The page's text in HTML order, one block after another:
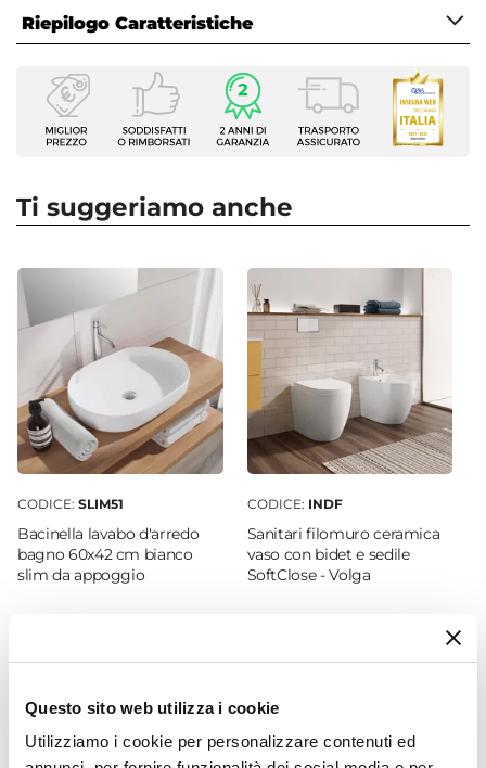
Questo sito web utilizza i cookie
Utilizziamo i cookie per personalizzare contenuti ed
Riepilogo Caratteristiche
Caratteristiche
Tipologia
Specchio LED filolucido
Forma
Larghezza Specchio
90 cm
Altezza Specchio
70 cm
Spessore
0,5 cm
Orientamento
Si
Luminosità
Fredda
Volt
Ti suggeriamo anche
CODICE: SLIM51
Bacinella lavabo d'arredo
bagno 60x42 cm bianco
slim da appoggio
CODICE: INDF
Sanitari filomuro ceramica
vaso con bidet e sedile
SoftClose - Volga